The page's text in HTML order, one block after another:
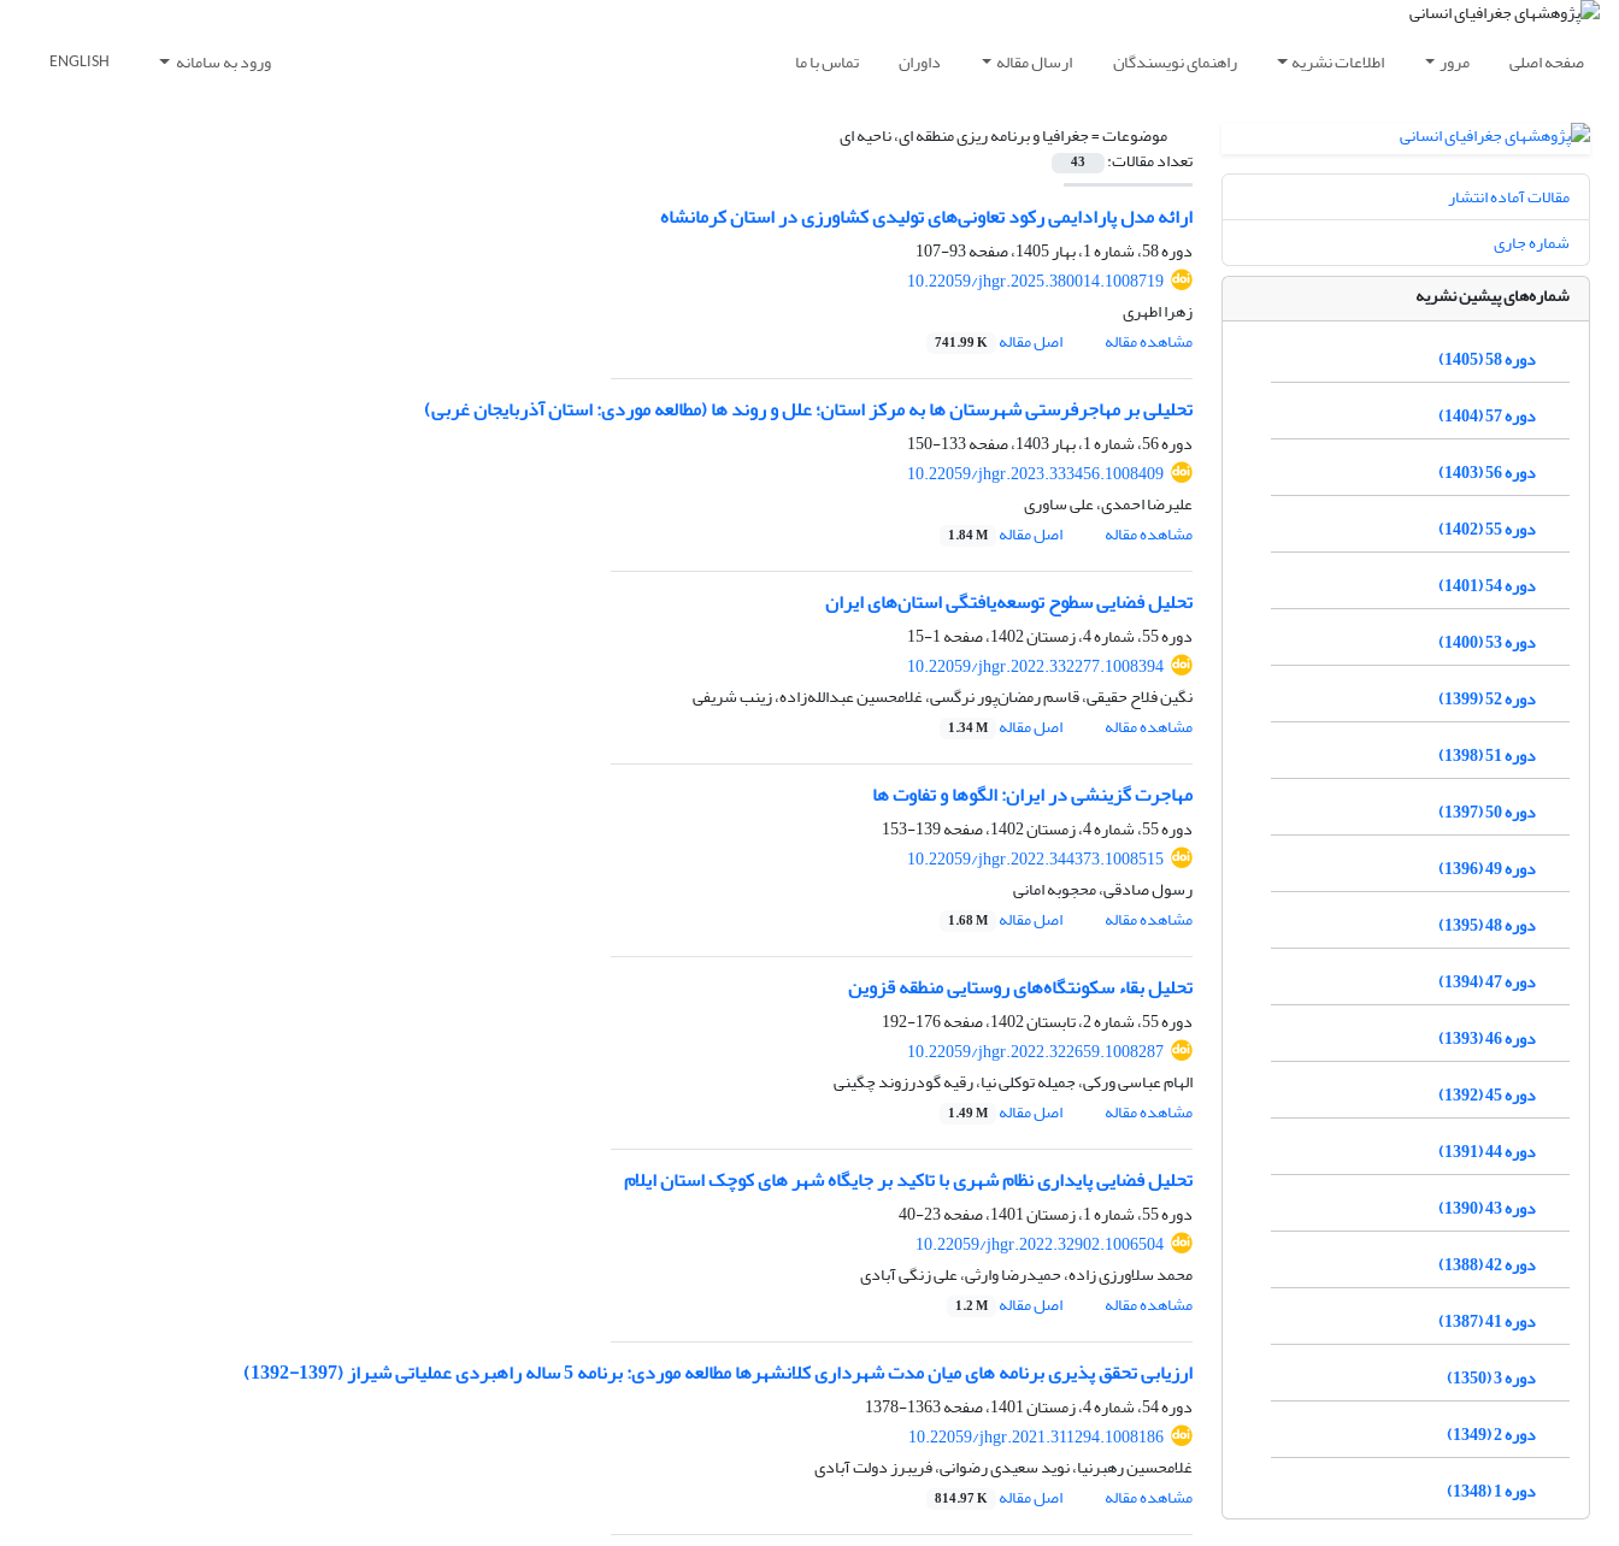
صفحه اصلی مرور اطلاعات نشریه راهنمای نویسندگان ارسال مقاله داوران تماس با ما ورود به سامانه ENGLISH
موضوعات =جغرافیا و برنامه ریزی منطقه ای، ناحیه ای
تعداد مقالات: 43
ارائه مدل پارادایمی رکود تعاونی‌های تولیدی کشاورزی در استان کرمانشاه
دوره 58، شماره 1، بهار 1405، صفحه
93-107
10.22059/jhgr.2025.380014.1008719
زهرا اطهری
مشاهده مقاله
اصل مقاله 741.99 K
تحلیلی بر مهاجرفرستی شهرستان ها به مرکز استان؛ علل و روند ها (مطالعه موردی: استان آذربایجان غربی)
دوره 56، شماره 1، بهار 1403، صفحه
133-150
10.22059/jhgr.2023.333456.1008409
علیرضا احمدی، علی ساوری
مشاهده مقاله
اصل مقاله 1.84 M
تحلیل فضایی سطوح توسعه‌یافتگی استان‌های ایران
دوره 55، شماره 4، زمستان 1402، صفحه
1-15
10.22059/jhgr.2022.332277.1008394
نگین فلاح حقیقی، قاسم رمضان‌پور نرگسی، غلامحسین عبدالله‌زاده، زینب شریفی
مشاهده مقاله
اصل مقاله 1.34 M
مهاجرت گزینشی در ایران: الگوها و تفاوت ها
دوره 55، شماره 4، زمستان 1402، صفحه
139-153
10.22059/jhgr.2022.344373.1008515
رسول صادقی، محجوبه امانی
مشاهده مقاله
اصل مقاله 1.68 M
تحلیل بقاء سکونتگاه‌های روستایی منطقه قزوین
دوره 55، شماره 2، تابستان 1402، صفحه
176-192
10.22059/jhgr.2022.322659.1008287
الهام عباسی ورکی، جمیله توکلی نیا، رقیه گودرزوند چگینی
مشاهده مقاله
اصل مقاله 1.49 M
تحلیل فضایی پایداری نظام شهری با تاکید بر جایگاه شهر های کوچک استان ایلام
دوره 55، شماره 1، زمستان 1401، صفحه
23-40
10.22059/jhgr.2022.32902.1006504
محمد سلاورزی زاده، حمیدرضا وارثی، علی زنگی آبادی
مشاهده مقاله
اصل مقاله 1.2 M
ارزیابی تحقق­ پذیری برنامه­ های میان مدت شهرداری کلانشهرها مطالعه موردی: برنامه 5 ساله راهبردی عملیاتی شیراز (1397-1392)
دوره 54، شماره 4، زمستان 1401، صفحه
1363-1378
10.22059/jhgr.2021.311294.1008186
غلامحسین رهبرنیا، نوید سعیدی رضوانی، فریبرز دولت آبادی
مشاهده مقاله
اصل مقاله 814.97 K
مقالات آماده انتشار
شماره جاری
شماره‌های پیشین نشریه
دوره 58 (1405)
دوره 57 (1404)
دوره 56 (1403)
دوره 55 (1402)
دوره 54 (1401)
دوره 53 (1400)
دوره 52 (1399)
دوره 51 (1398)
دوره 50 (1397)
دوره 49 (1396)
دوره 48 (1395)
دوره 47 (1394)
دوره 46 (1393)
دوره 45 (1392)
دوره 44 (1391)
دوره 43 (1390)
دوره 42 (1388)
دوره 41 (1387)
دوره 3 (1350)
دوره 2 (1349)
دوره 1 (1348)